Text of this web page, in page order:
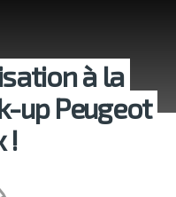
à la
up Peugeot
!